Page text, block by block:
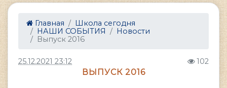
Главная
Школа сегодня
НАШИ СОБЫТИЯ
Новости
Выпуск 2016
25.12.2021 23:12 102
ВЫПУСК 2016